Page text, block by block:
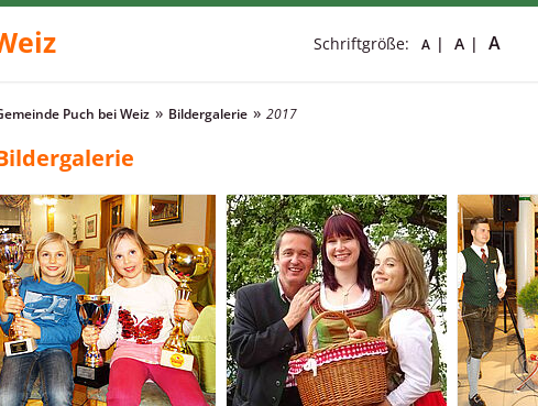
Schriftgröße: A A A
Puch bei Weiz Bildergalerie 2017